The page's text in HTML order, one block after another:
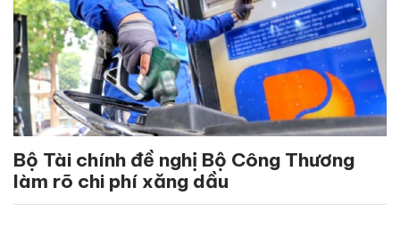
Bộ Tài chính đề nghị Bộ Công Thương
làm rõ chi phí xăng dầu